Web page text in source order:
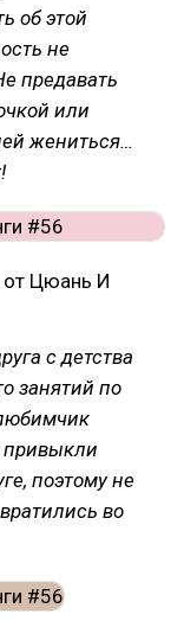
об этой
не
предавать
или
жениться…
от Цюань И
с детства
занятий по
привыкли
поэтому не
во